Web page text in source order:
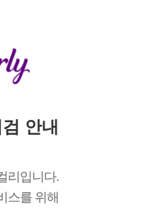
안내
리입니다.
스를 위해